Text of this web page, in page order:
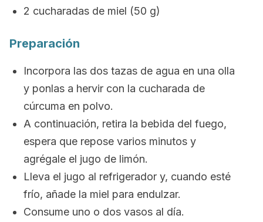
2 cucharadas de miel (50 g)
Preparación
Incorpora las dos tazas de agua en una olla
y ponlas a hervir con la cucharada de
cúrcuma en polvo.
A continuación, retira la bebida del fuego,
espera que repose varios minutos y
agrégale el jugo de limón.
Lleva el jugo al refrigerador y, cuando esté
frío, añade la miel para endulzar.
Consume uno o dos vasos al día.